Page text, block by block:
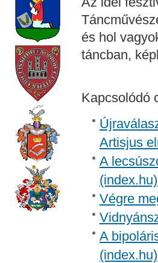
és hol
táncban,
Kapcsolódó
Artisjus
A
(index.hu)
Végre
A
(index.hu)